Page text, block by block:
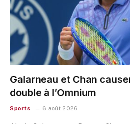
Galarneau et Chan
double à l’Omnium
Sports 6 août 2026